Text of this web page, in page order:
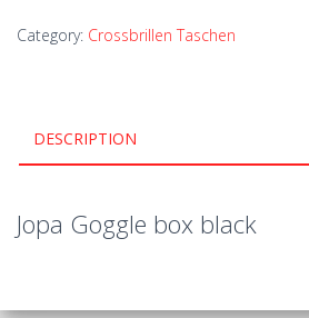
Category: Crossbrillen Taschen
DESCRIPTION
Jopa Goggle box black